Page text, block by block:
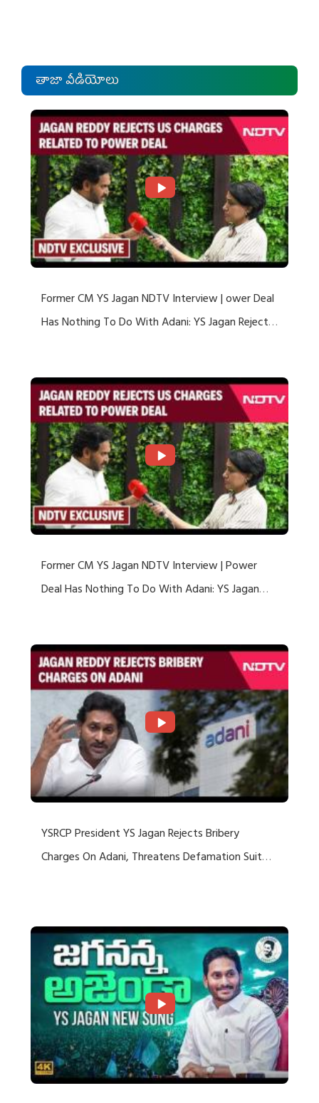
తాజా వీడియోలు
Former CM YS Jagan NDTV Interview | ower Deal
Has Nothing To Do With Adani: YS Jagan Rejects
Former CM YS Jagan NDTV Interview | Power
Deal Has Nothing To Do With Adani: YS Jagan
YSRCP President YS Jagan Rejects Bribery
Charges On Adani, Threatens Defamation Suit